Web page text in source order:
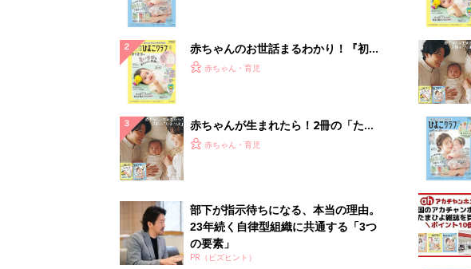
赤ちゃんのお世話まるわかり！『初め
てのひよこクラブ 夏号』〈巻頭大特
赤ちゃん・育児
赤ちゃんが生まれたら！2冊の「たま
ひよ」
赤ちゃん・育児
部下が指示待ちになる、本当の理由。
23年続く自律型組織に共通する「3つ
の要素」
PR（ビズヒント）